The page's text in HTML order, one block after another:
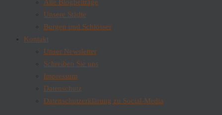
Alle Blogbeiträge
Unsere Städte
Burgen und Schlösser
Kontakt
Unser Newsletter
Schreiben Sie uns
Impressum
Datenschutz
Datenschutzerklärung zu Social-Media